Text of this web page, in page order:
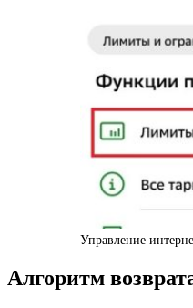
Управление
Алгоритм